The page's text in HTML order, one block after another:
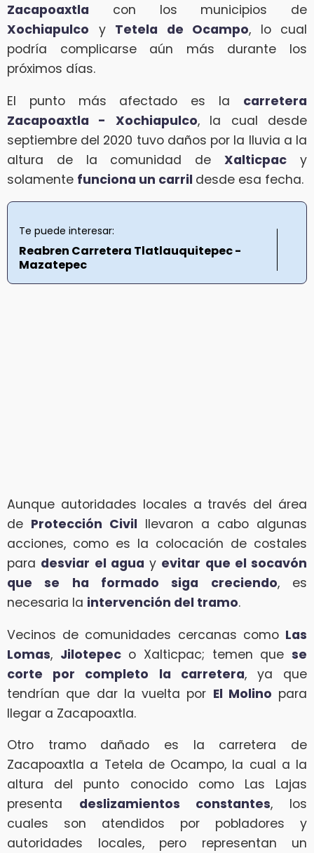
Zacapoaxtla con los municipios de
Xochiapulco y Tetela de Ocampo, lo cual
podría complicarse aún más durante los
próximos días.
El punto más afectado es la carretera
Zacapoaxtla - Xochiapulco, la cual desde
septiembre del 2020 tuvo daños por la lluvia a la
altura de la comunidad deXalticpac y
solamente funciona un carril desde esa fecha.
Te puede interesar:
Reabren Carretera Tlatlauquitepec -
Mazatepec
Aunque autoridades locales a través del área
de Protección Civil llevaron a cabo algunas
acciones, como es la colocación de costales
para desviar el agua y evitar que el socavón
que se ha formado siga creciendo, es
necesaria la intervención del tramo.
Vecinos de comunidades cercanas como Las
Lomas, Jilotepeco Xalticpac; temen quese
corte por completo la carretera, ya que
tendrían que dar la vuelta por El Molino para
llegar a Zacapoaxtla.
Otro tramo dañado es la carretera de
Zacapoaxtla a Tetela de Ocampo, la cual a la
altura del punto conocido como Las Lajas
presenta deslizamientos constantes, los
cuales son atendidos por pobladores y
autoridades locales, pero representan un